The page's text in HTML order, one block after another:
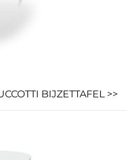
BIJZETTAFEL >>